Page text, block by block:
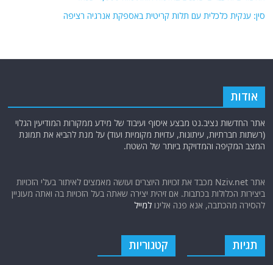
סין: ענקית כלכלית עם תלות קריטית באספקת אנרגיה רציפה
אודות
אתר החדשות נציב.נט מבצע איסוף ועיבוד של מידע ממקורות המודיעין הגלוי
(רשתות חברתיות, עיתונות, עדויות מקומיות ועוד) על מנת להביא את תמונת
המצב המקיפה והמדויקת ביותר של השטח.
אתר Nziv.net מכבד את זכויות היוצרים ועושה מאמצים לאיתור בעלי הזכויות
ביצירות הכלולות בכתבות. אם זיהית יצירה שאתה בעל הזכויות בה ואתה מעוניין
להסירה מהכתבה, אנא פנה אלינולמייל
תגיות קטגוריות